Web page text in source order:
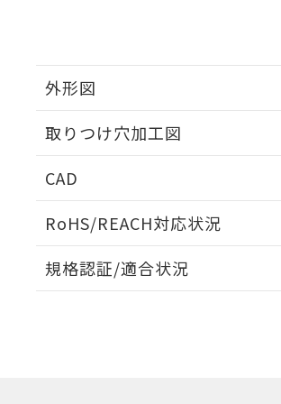
外形図
取りつけ穴加工図
CAD
RoHS/REACH対応状況
EU RoHS 注意事項・凡例
規格認証/適合状況